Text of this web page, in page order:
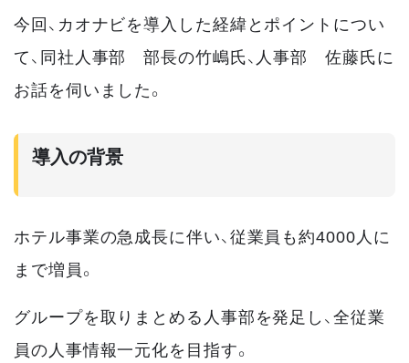
今回、カオナビを導入した経緯とポイントについ
て、同社人事部 部長の竹嶋氏、人事部 佐藤氏に
お話を伺いました。
導入の背景
ホテル事業の急成長に伴い、従業員も約4000人に
まで増員。
グループを取りまとめる人事部を発足し、全従業
員の人事情報一元化を目指す。